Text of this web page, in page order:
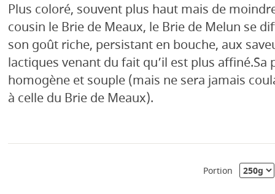
Plus coloré, souvent plus haut mais de
cousin le Brie de Meaux, le Brie de Melun se
son goût riche, persistant en bouche, aux
lactiques venant du fait qu’il est plus affiné.Sa
homogène et souple (mais ne sera jamais
à celle du Brie de Meaux).
Portion